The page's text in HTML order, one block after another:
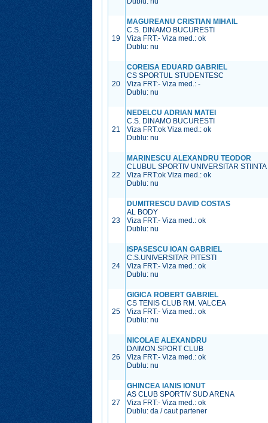
19
MAGUREANU CRISTIAN MIHAIL
C.S. DINAMO BUCURESTI
Viza FRT:- Viza med.:ok
Dublu: nu
20
COREISA EDUARD GABRIEL
CS SPORTUL STUDENTESC
Viza FRT:- Viza med.:-
Dublu: nu
21
NEDELCU ADRIAN MATEI
C.S. DINAMO BUCURESTI
Viza FRT:ok Viza med.:ok
Dublu: nu
22
MARINESCU ALEXANDRU TEODOR
CLUBUL SPORTIV UNIVERSITAR
Viza FRT:ok Viza med.:ok
Dublu: nu
23
DUMITRESCU DAVID COSTAS
AL BODY
Viza FRT:- Viza med.:ok
Dublu: nu
24
ISPASESCU IOAN GABRIEL
C.S.UNIVERSITAR PITESTI
Viza FRT:- Viza med.:ok
Dublu: nu
25
GIGICA ROBERT GABRIEL
CS TENIS CLUB RM. VALCEA
Viza FRT:- Viza med.:ok
Dublu: nu
26
NICOLAE ALEXANDRU
DAIMON SPORT CLUB
Viza FRT:- Viza med.:ok
Dublu: nu
27
GHINCEA IANIS IONUT
AS CLUB SPORTIV SUD ARENA
Viza FRT:- Viza med.:ok
Dublu: da / caut partener